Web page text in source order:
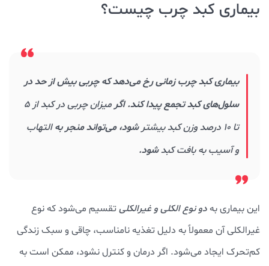
بیماری کبد چرب چیست؟
بیماری کبد چرب زمانی رخ می‌دهد که چربی بیش از حد در
سلول‌های کبد تجمع پیدا کند. اگر
میزان چربی در کبد از ۵
تا ۱۰ درصد وزن کبد بیشتر
شود، می‌تواند منجر بهالتهاب
و آسیب به بافت کبدشود.
این بیماری بهدو نوع الکلی و غیرالکلی تقسیم می‌شود که نوع
غیرالکلی آن معمولاً به دلیل تغذیه نامناسب، چاقی و سبک زندگی
کم‌تحرک ایجاد می‌شود. اگر درمان و کنترل نشود، ممکن است به